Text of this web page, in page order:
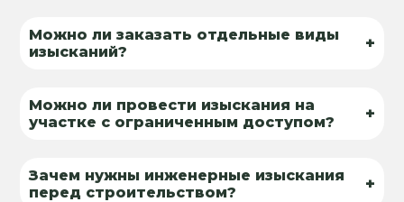
Можно ли заказать отдельные виды
изысканий?
+
Можно ли провести изыскания на
участке с ограниченным доступом?
+
Зачем нужны инженерные изыскания
перед строительством?
+